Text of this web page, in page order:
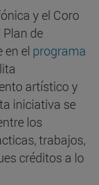
y el Coro
de
en el programa
artístico y
iniciativa se
los
trabajos,
créditos a lo